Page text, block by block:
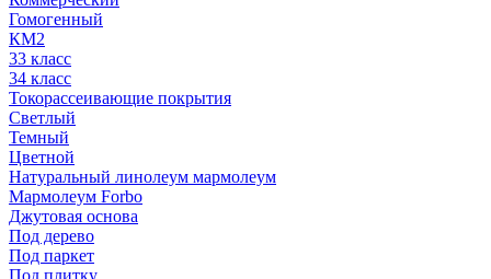
Гомогенный
КМ2
33 класс
34 класс
Токорассеивающие покрытия
Светлый
Темный
Цветной
Натуральный линолеум мармолеум
Мармолеум Forbo
Джутовая основа
Под дерево
Под паркет
Под плитку